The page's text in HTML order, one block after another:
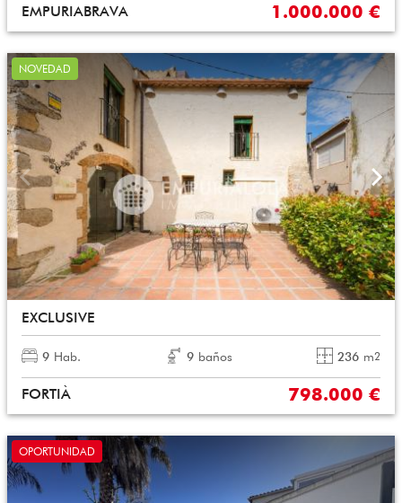
EMPURIABRAVA 1.000.000 €
NOVEDAD
EXCLUSIVE
9 Hab. 9 baños 236 m2
FORTIÀ 798.000 €
OPORTUNIDAD